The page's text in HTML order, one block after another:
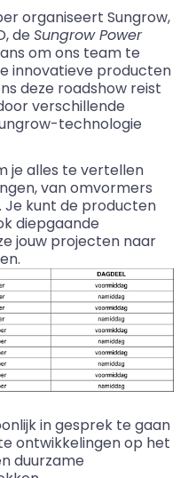
organiseert Sungrow,
de SungrowPower
om ons team te
innovatieve producten
deze roadshow reist
verschillende
-technologie
je alles te vertellen
van omvormers
kunt de producten
diepgaande
jouw projecten naar
in gesprek te gaan
ontwikkelingen op het
duurzame